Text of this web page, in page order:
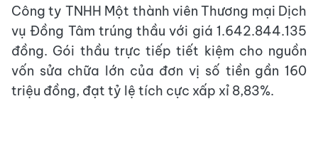
Công ty TNHH Một thành viên Thương mại Dịch
vụ Đồng Tâm trúng thầu với giá 1.642.844.135
đồng. Gói thầu trực tiếp tiết kiệm cho nguồn
vốn sửa chữa lớn của đơn vị số tiền gần 160
triệu đồng, đạt tỷ lệ tích cực xấp xỉ 8,83%.